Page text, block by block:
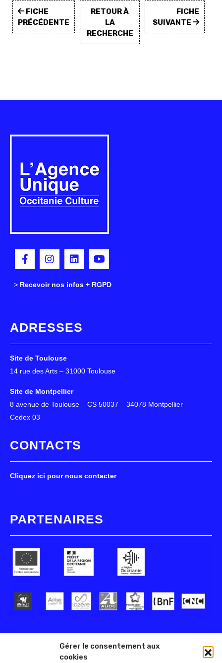
Gérer le consentement aux
cookies
FICHE
PRÉCÉDENTE
RETOUR À
LA
RECHERCHE
FICHE
SUIVANTE
> Recevoir nos infos + RGPD
ADRESSES
Site de Toulouse
14 rue des Arts – 31000 Toulouse
Site de Montpellier
8 avenue de Toulouse – CS 50037 – 34078 Montpellier
Cedex 03
CONTACTS
Cliquez ici pour nous contacter
PARTENAIRES